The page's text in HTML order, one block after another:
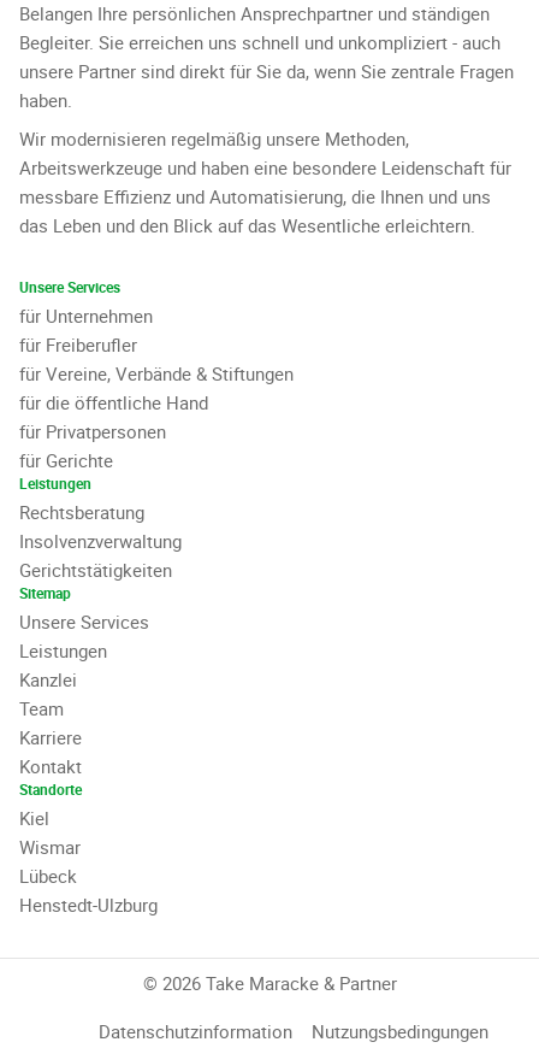
Belangen Ihre persönlichen Ansprechpartner und ständigen
Begleiter. Sie erreichen uns schnell und unkompliziert - auch
unsere Partner sind direkt für Sie da, wenn Sie zentrale Fragen
haben.
Wir modernisieren regelmäßig unsere Methoden,
Arbeitswerkzeuge und haben eine besondere Leidenschaft für
messbare Effizienz und Automatisierung, die Ihnen und uns
das Leben und den Blick auf das Wesentliche erleichtern.
Unsere Services
für Unternehmen
für Freiberufler
für Vereine, Verbände & Stiftungen
für die öffentliche Hand
für Privatpersonen
für Gerichte
Leistungen
Rechtsberatung
Insolvenzverwaltung
Gerichtstätigkeiten
Sitemap
Unsere Services
Leistungen
Kanzlei
Team
Karriere
Kontakt
Standorte
Kiel
Wismar
Lübeck
Henstedt-Ulzburg
© 2026 Take Maracke & Partner
Datenschutzinformation
Nutzungsbedingungen